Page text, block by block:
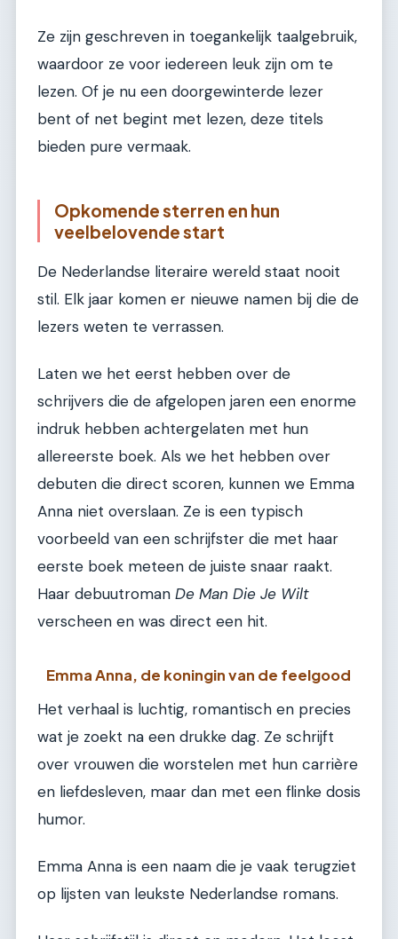
Ze zijn geschreven in toegankelijk taalgebruik,
waardoor ze voor iedereen leuk zijn om te
lezen. Of je nu een doorgewinterde lezer
bent of net begint met lezen, deze titels
bieden pure vermaak.
Opkomende sterren en hun
veelbelovende start
De Nederlandse literaire wereld staat nooit
stil. Elk jaar komen er nieuwe namen bij die de
lezers weten te verrassen.
Laten we het eerst hebben over de
schrijvers die de afgelopen jaren een enorme
indruk hebben achtergelaten met hun
allereerste boek. Als we het hebben over
debuten die direct scoren, kunnen we Emma
Anna niet overslaan. Ze is een typisch
voorbeeld van een schrijfster die met haar
eerste boek meteen de juiste snaar raakt.
Haar debuutroman De Man Die Je Wilt
verscheen en was direct een hit.
Emma Anna, de koningin van de feelgood
Het verhaal is luchtig, romantisch en precies
wat je zoekt na een drukke dag. Ze schrijft
over vrouwen die worstelen met hun carrière
en liefdesleven, maar dan met een flinke dosis
humor.
Emma Anna is een naam die je vaak terugziet
op lijsten van leukste Nederlandse romans.